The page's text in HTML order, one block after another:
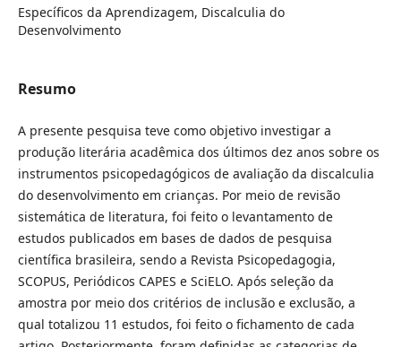
Específicos da Aprendizagem, Discalculia do
Desenvolvimento
Resumo
A presente pesquisa teve como objetivo investigar a
produção literária acadêmica dos últimos dez anos sobre os
instrumentos psicopedagógicos de avaliação da discalculia
do desenvolvimento em crianças. Por meio de revisão
sistemática de literatura, foi feito o levantamento de
estudos publicados em bases de dados de pesquisa
científica brasileira, sendo a Revista Psicopedagogia,
SCOPUS, Periódicos CAPES e SciELO. Após seleção da
amostra por meio dos critérios de inclusão e exclusão, a
qual totalizou 11 estudos, foi feito o fichamento de cada